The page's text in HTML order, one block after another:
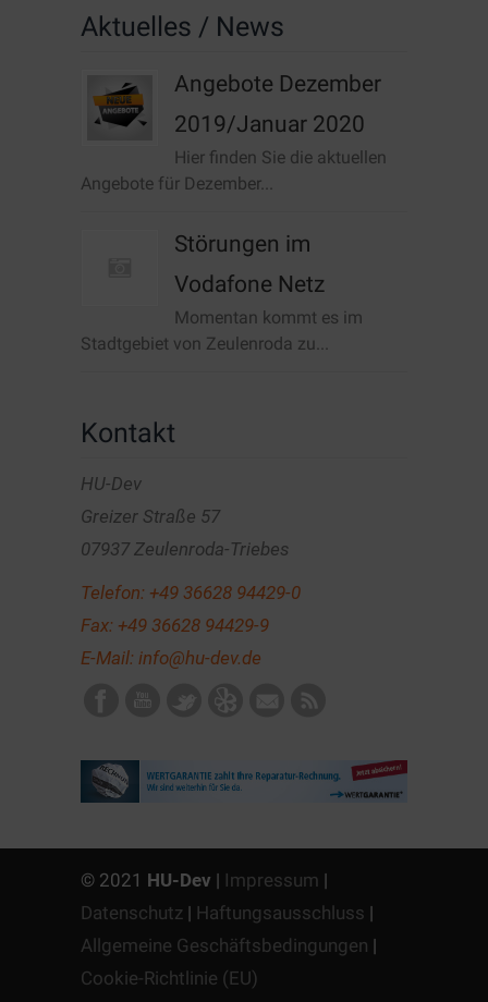
Aktuelles / News
Angebote Dezember
2019/Januar 2020
Hier finden Sie die aktuellen
Angebote für Dezember...
Störungen im
Vodafone Netz
Momentan kommt es im
Stadtgebiet von Zeulenroda zu...
Kontakt
HU-Dev
Greizer Straße 57
07937 Zeulenroda-Triebes
Telefon: +49 36628 94429-0
Fax: +49 36628 94429-9
E-Mail: info@hu-dev.de
© 2021 HU-Dev | Impressum |
Datenschutz | Haftungsausschluss |
Allgemeine Geschäftsbedingungen |
Cookie-Richtlinie (EU)